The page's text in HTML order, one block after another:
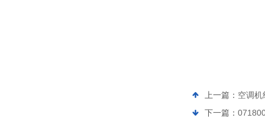
上一篇： 空调
下一篇：